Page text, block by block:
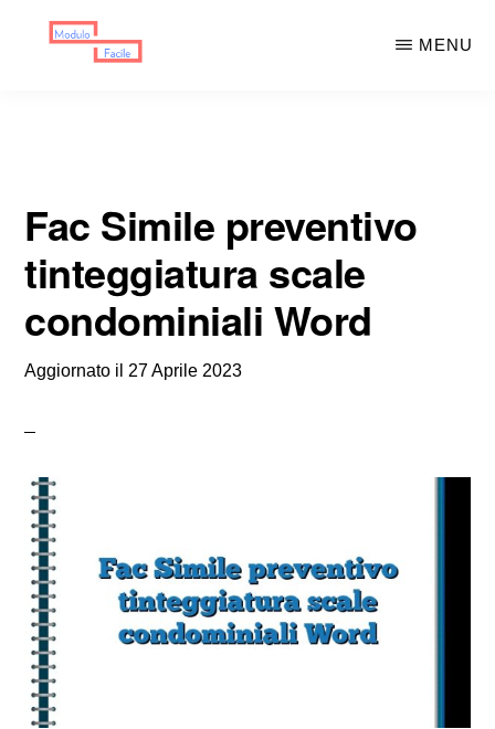
MENU
Fac Simile preventivo
tinteggiatura scale
condominiali Word
Aggiornato il 27 Aprile 2023